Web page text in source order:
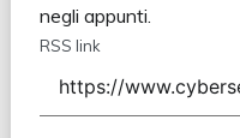
negli appunti.
RSS link